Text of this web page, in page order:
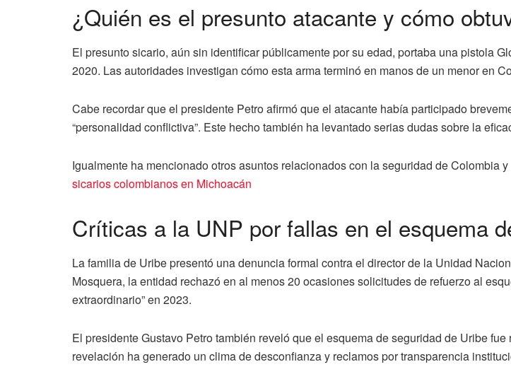
¿Quién es el presunto atacante y cómo
El presunto sicario, aún sin identificar públicamente por su edad, portaba una pistola
2020. Las autoridades investigan cómo esta arma terminó en manos de un menor en
Cabe recordar que el presidente Petro afirmó que el atacante había participado
“personalidad conflictiva”. Este hecho también ha levantado serias dudas sobre la
Igualmente ha mencionado otros asuntos relacionados con la seguridad de Colombia
sicarios colombianos en Michoacán
Críticas a la UNP por fallas en el esquema
La familia de Uribe presentó una denuncia formal contra el director de la Unidad
Mosquera, la entidad rechazó en al menos 20 ocasiones solicitudes de refuerzo al
extraordinario” en 2023.
El presidente Gustavo Petro también reveló que el esquema de seguridad de Uribe
revelación ha generado un clima de desconfianza y reclamos por transparencia